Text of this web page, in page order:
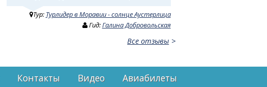
Тур: Турлидер в Моравии - солнце Аустерлица
Гид:Галина Добровольская
Все отзывы
Контакты Видео
Авиабилеты